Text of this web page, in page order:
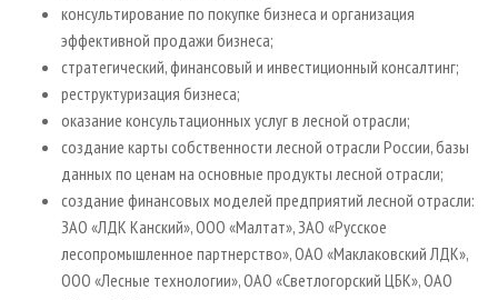
консультирование по покупке бизнеса и организация
эффективной продажи бизнеса;
стратегический, финансовый и инвестиционный консалтинг;
реструктуризация бизнеса;
оказание консультационных услуг в лесной отрасли;
создание карты собственности лесной отрасли России, базы
данных по ценам на основные продукты лесной отрасли;
создание финансовых моделей предприятий лесной отрасли:
ЗАО «ЛДК Канский», ООО «Малтат», ЗАО «Русское
лесопромышленное партнерство», ОАО «Мак­лаковский ЛДК»,
ООО «Лесные технологии», ОАО «Светлогорский ЦБК», ОАО